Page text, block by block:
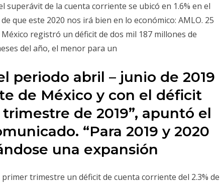
superávit de la cuenta corriente se ubicó en 1.6% en el
que este 2020 nos irá bien en lo económico: AMLO. 25
registró un déficit de dos mil 187 millones de
del año, el menor para un
periodo abril – junio de 2019
de México y con el déficit
de 2019”, apuntó el
“Para 2019 y 2020
una expansión
trimestre un déficit de cuenta corriente del 2.3% de